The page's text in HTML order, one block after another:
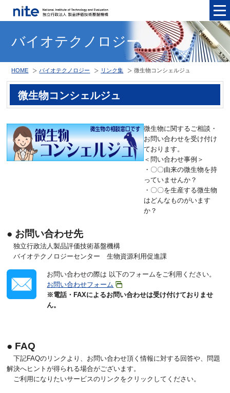
バイオテクノロジー
HOME バイオテクノロジー リンク集 微生物コンシェルジュ
微生物コンシェルジュ
微生物に関するご相談・
お問い合わせを受け付け
ております。
＜問い合わせ事例＞
・〇〇由来の微生物を持
っていませんか？
・〇〇を生産する微生物
はどんなものがいます
か？
● お問い合わせ先
独立行政法人製品評価技術基盤機構
バイオテクノロジーセンター 生物資源利用促進課
お問い合わせの際は 以下のフォームをご利用ください。
お問い合わせフォーム
※電話・FAXによるお問い合わせは受け付けておりませ
ん。
● FAQ
下記FAQのリンクより、お問い合わせ頂く情報に対する回答や、問題
解決へヒントが得られる場合がございます。
ご利用になりたいサービスのリンクをクリックしてください。